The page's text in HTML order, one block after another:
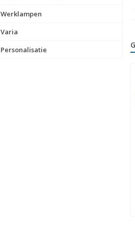
Werklampen
Varia
Personalisatie